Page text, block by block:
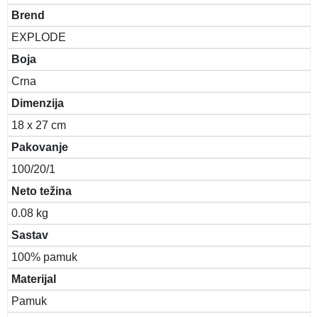
Brend
EXPLODE
Boja
Crna
Dimenzija
18 x 27 cm
Pakovanje
100/20/1
Neto težina
0.08 kg
Sastav
100% pamuk
Materijal
Pamuk